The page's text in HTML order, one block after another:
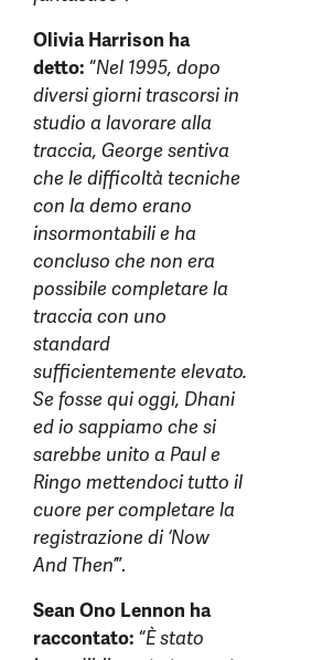
Olivia Harrison ha
detto: “Nel 1995, dopo
diversi giorni trascorsi in
studio a lavorare alla
traccia, George sentiva
che le difficoltà tecniche
con la demo erano
insormontabili e ha
concluso che non era
possibile completare la
traccia con uno
standard
sufficientemente elevato.
Se fosse qui oggi, Dhani
ed io sappiamo che si
sarebbe unito a Paul e
Ringo mettendoci tutto il
cuore per completare la
registrazione di ‘Now
And Then’”.
Sean Ono Lennon ha
raccontato: “È stato